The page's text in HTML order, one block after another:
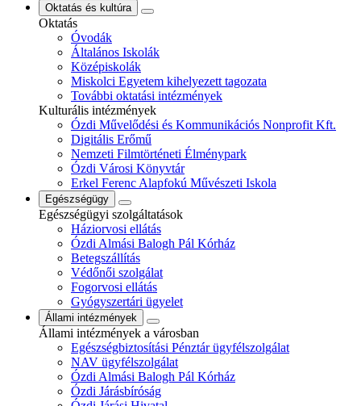
Oktatás és kultúra
Oktatás
Óvodák
Általános Iskolák
Középiskolák
Miskolci Egyetem kihelyezett tagozata
További oktatási intézmények
Kulturális intézmények
Ózdi Művelődési és Kommunikációs Nonprofit Kft.
Digitális Erőmű
Nemzeti Filmtörténeti Élménypark
Ózdi Városi Könyvtár
Erkel Ferenc Alapfokú Művészeti Iskola
Egészségügy
Egészségügyi szolgáltatások
Háziorvosi ellátás
Ózdi Almási Balogh Pál Kórház
Betegszállítás
Védőnői szolgálat
Fogorvosi ellátás
Gyógyszertári ügyelet
Állami intézmények
Állami intézmények a városban
Egészségbiztosítási Pénztár ügyfélszolgálat
NAV ügyfélszolgálat
Ózdi Almási Balogh Pál Kórház
Ózdi Járásbíróság